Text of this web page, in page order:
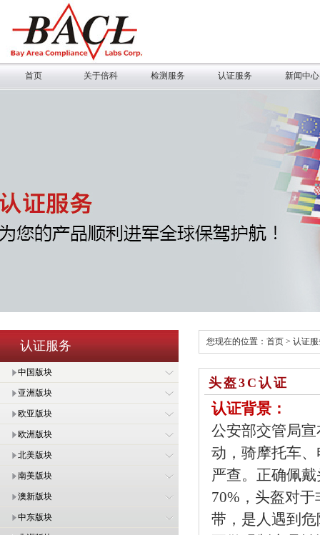
首页 关于倍科 检测服务 认证服务 新闻中心
认证服务
中国版块
亚洲版块
欧亚版块
欧洲版块
北美版块
南美版块
澳新版块
中东版块
您现在的位置： 首页 > 认证
头盔3C认证
认证背景：
公安部交管局
动，骑摩托车
严查。正确佩
70%，头盔对
带，是人遇到